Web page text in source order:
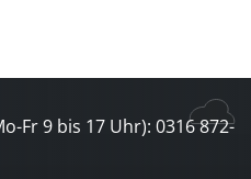
Fr 9 bis 17 Uhr): 0316 872-